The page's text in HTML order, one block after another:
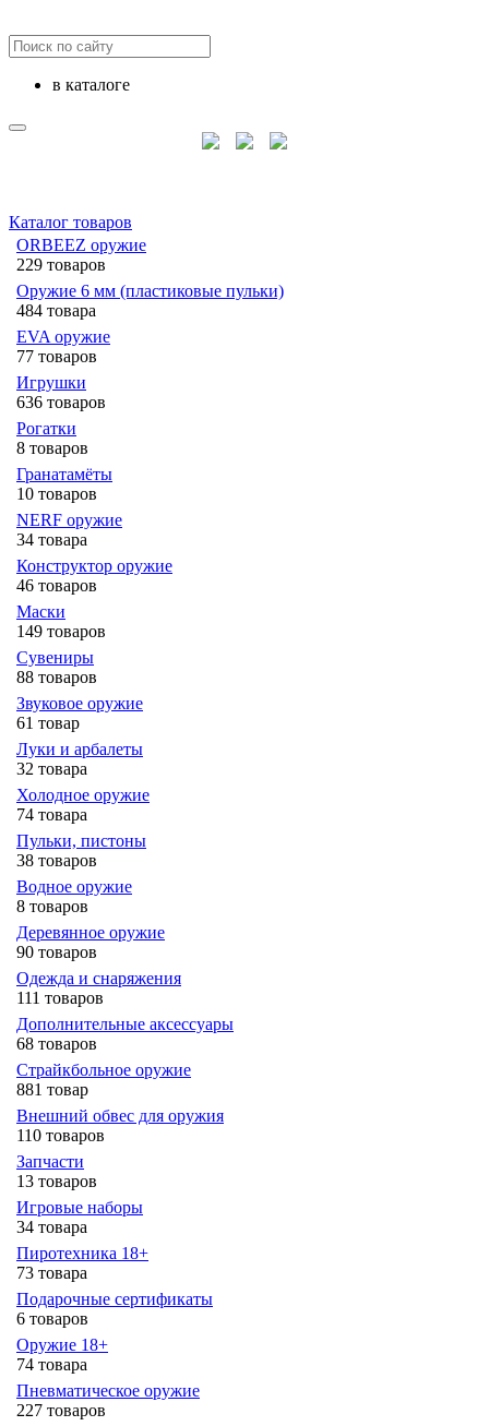
в каталоге
Каталог товаров
ORBEEZ оружие
229 товаров
Оружие 6 мм (пластиковые пульки)
484 товара
EVA оружие
77 товаров
Игрушки
636 товаров
Рогатки
8 товаров
Гранатамёты
10 товаров
NERF оружие
34 товара
Конструктор оружие
46 товаров
Маски
149 товаров
Сувениры
88 товаров
Звуковое оружие
61 товар
Луки и арбалеты
32 товара
Холодное оружие
74 товара
Пульки, пистоны
38 товаров
Водное оружие
8 товаров
Деревянное оружие
90 товаров
Одежда и снаряжения
111 товаров
Дополнительные аксессуары
68 товаров
Страйкбольное оружие
881 товар
Внешний обвес для оружия
110 товаров
Запчасти
13 товаров
Игровые наборы
34 товара
Пиротехника 18+
73 товара
Подарочные сертификаты
6 товаров
Оружие 18+
74 товара
Пневматическое оружие
227 товаров